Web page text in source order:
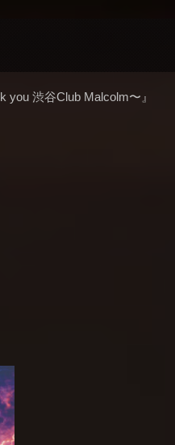
you 渋谷Club Malcolm〜』